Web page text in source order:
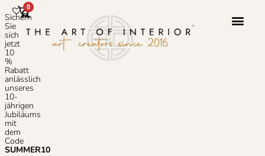
Sichern
Sie
sich
jetzt
10
%
Rabatt
anlässlich
unseres
10-
jährigen
Jubiläums
mit
dem
Code
SUMMER10
0